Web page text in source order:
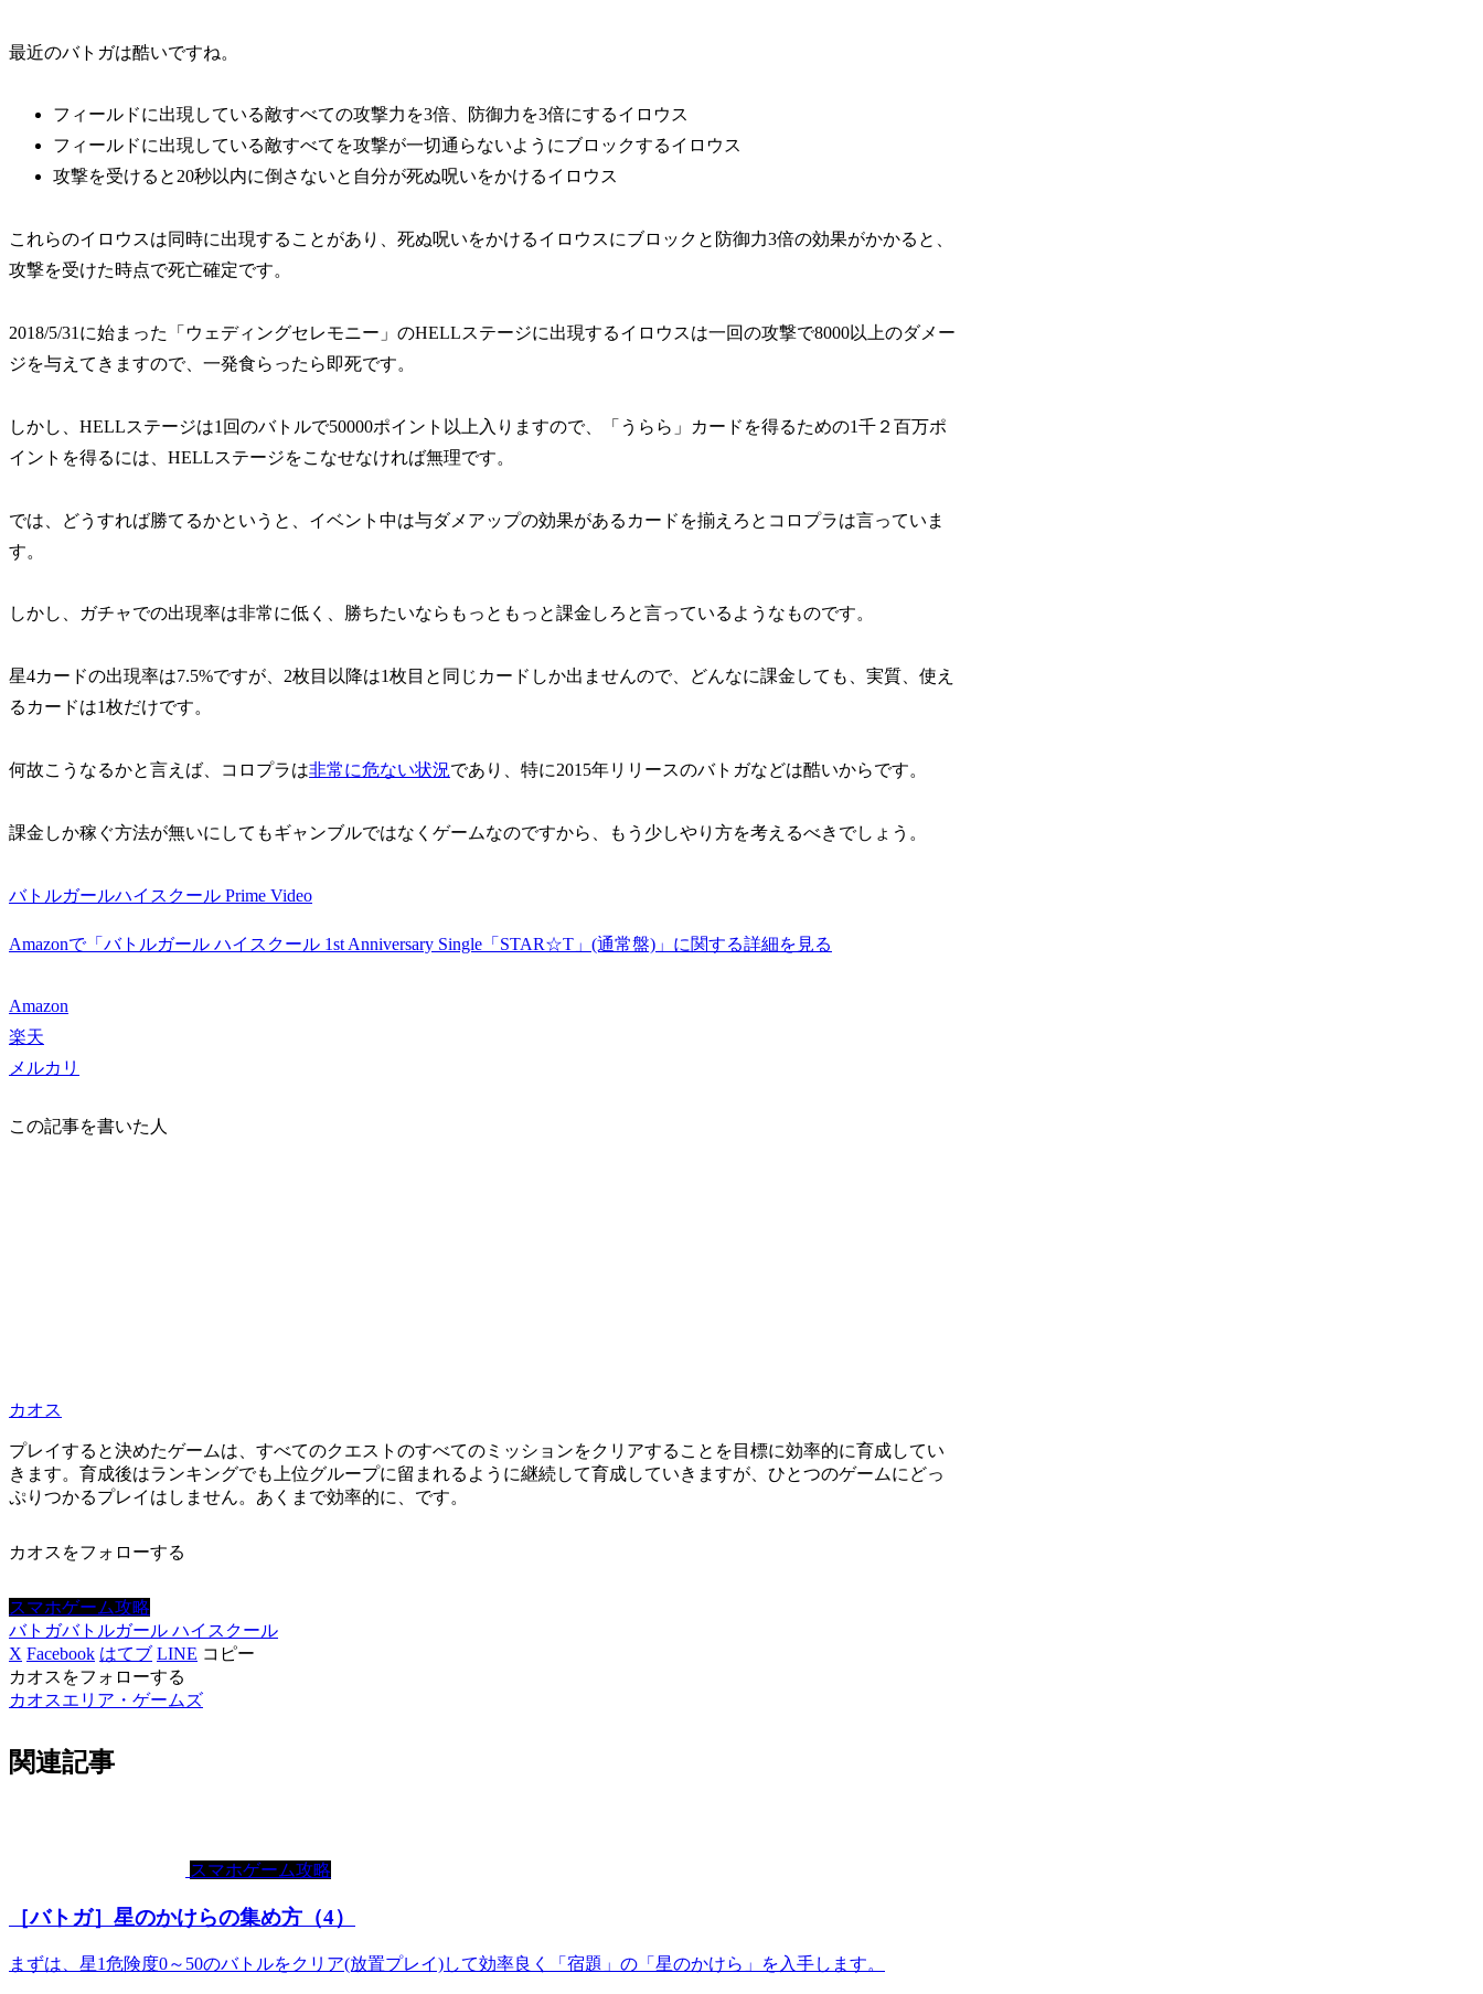
最近のバトガは酷いですね。
フィールドに出現している敵すべての攻撃力を3倍、防御力を3倍にするイロウス
フィールドに出現している敵すべてを攻撃が一切通らないようにブロックするイロウス
攻撃を受けると20秒以内に倒さないと自分が死ぬ呪いをかけるイロウス
これらのイロウスは同時に出現することがあり、死ぬ呪いをかけるイロウスにブロックと防御力3倍の効果がかかると、
攻撃を受けた時点で死亡確定です。
2018/5/31に始まった「ウェディングセレモニー」のHELLステージに出現するイロウスは一回の攻撃で8000以上のダメー
ジを与えてきますので、一発食らったら即死です。
しかし、HELLステージは1回のバトルで50000ポイント以上入りますので、「うらら」カードを得るための1千２百万ポ
イントを得るには、HELLステージをこなせなければ無理です。
では、どうすれば勝てるかというと、イベント中は与ダメアップの効果があるカードを揃えろとコロプラは言っていま
す。
しかし、ガチャでの出現率は非常に低く、勝ちたいならもっともっと課金しろと言っているようなものです。
星4カードの出現率は7.5%ですが、2枚目以降は1枚目と同じカードしか出ませんので、どんなに課金しても、実質、使え
るカードは1枚だけです。
何故こうなるかと言えば、コロプラは非常に危ない状況であり、特に2015年リリースのバトガなどは酷いからです。
課金しか稼ぐ方法が無いにしてもギャンブルではなくゲームなのですから、もう少しやり方を考えるべきでしょう。
バトルガールハイスクール Prime Video
Amazonで「バトルガール ハイスクール 1st Anniversary Single「STAR☆T」(通常盤)」に関する詳細を見る
Amazon
楽天
メルカリ
この記事を書いた人
カオス
プレイすると決めたゲームは、すべてのクエストのすべてのミッションをクリアすることを目標に効率的に育成してい
きます。育成後はランキングでも上位グループに留まれるように継続して育成していきますが、ひとつのゲームにどっ
ぷりつかるプレイはしません。あくまで効率的に、です。
カオスをフォローする
スマホゲーム攻略
バトガバトルガール ハイスクール
X Facebook はてブ LINE コピー
カオスをフォローする
カオスエリア・ゲームズ
関連記事
スマホゲーム攻略
［バトガ］星のかけらの集め方（4）
まずは、星1危険度0～50のバトルをクリア(放置プレイ)して効率良く「宿題」の「星のかけら」を入手します。